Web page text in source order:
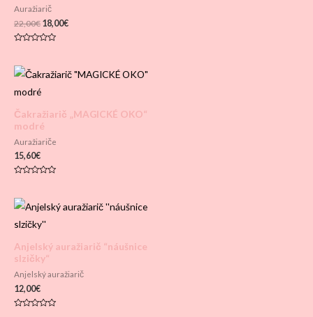
Auražiarič
22,00€ Pôvodná
cena
bola:
18,00€Aktuálna
z
5
Čakražiarič „MAGICKÉ OKO“
modré
Auražiariče
15,60€
z
5
Anjelský auražiarič “náušnice
slzičky“
Anjelský auražiarič
12,00€